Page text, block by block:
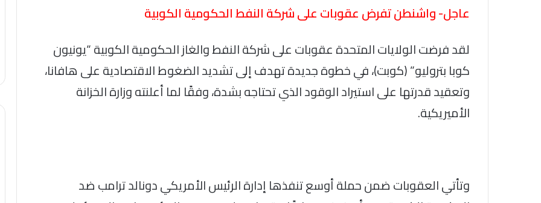
عاجل- واشنطن تفرض عقوبات على شركة النفط الحكومية الكوبية
لقد فرضت الولايات المتحدة عقوبات على شركة النفط والغاز الحكومية الكوبية “يونيون
كوبا بتروليو” (كوبت)، في خطوة جديدة تهدف إلى تشديد الضغوط الاقتصادية على هافانا،
وتعقيد قدرتها على استيراد الوقود الذي تحتاجه بشدة، وفقًا لما أعلنته وزارة الخزانة
الأميريكية.
وتأتي العقوبات ضمن حملة أوسع تنفذها إدارة الرئيس الأمريكي دونالد ترامب ضد